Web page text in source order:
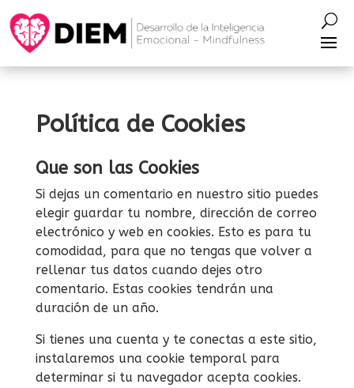
Política de Cookies
Que son las Cookies
Si dejas un comentario en nuestro sitio puedes
elegir guardar tu nombre, dirección de correo
electrónico y web en cookies. Esto es para tu
comodidad, para que no tengas que volver a
rellenar tus datos cuando dejes otro
comentario. Estas cookies tendrán una
duración de un año.
Si tienes una cuenta y te conectas a este sitio,
instalaremos una cookie temporal para
determinar si tu navegador acepta cookies.